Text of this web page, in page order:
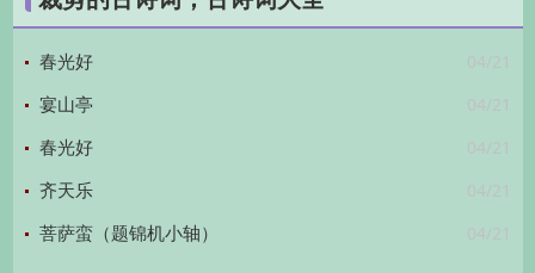
鉴赏/古诗下一句/古诗上一句/
04/21
春光好
04/21
宴山亭
04/21
春光好
04/21
齐天乐
04/21
菩萨蛮（题锦机小轴）